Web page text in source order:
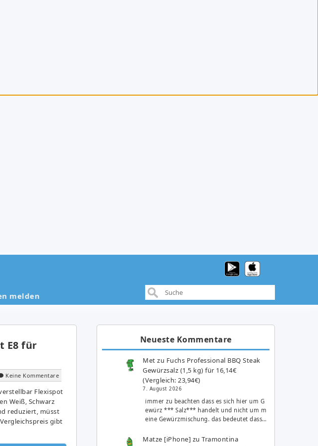
melden
E8 für
Keine Kommentare
Flexispot
Weiß, Schwarz
reduziert, müsst
gibt
Neueste Kommentare
Met zu Fuchs Professional BBQ Steak
Gewürzsalz (1,5 kg) für 16,14€
(Vergleich: 23,94€)
7. August 2026
immer zu beachten dass es sich hier um G
ewürz *** Salz*** handelt und nicht um m
eine Gewürzmischung. das bedeutet dass…
Matze [iPhone] zuTramontina